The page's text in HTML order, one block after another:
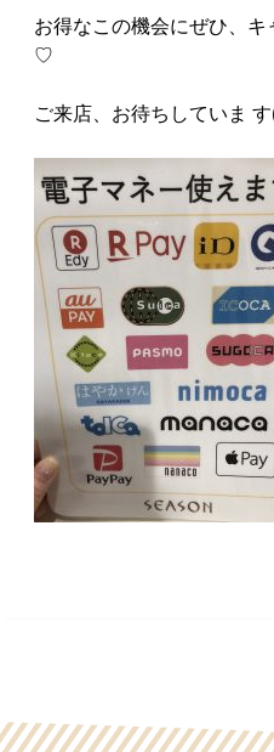
お得なこの機会にぜひ、
♡
ご来店、お待ちしていま